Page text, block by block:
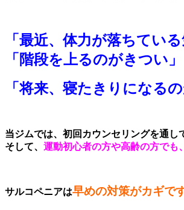
「最近、体力が落ちている
「階段を上るのがきつい」
「将来、寝たきりになるの
当ジムでは、初回カウンセリングを通
そして、 運動初心者の方や高齢の方でも
サルコペニアは早めの対策がカギです